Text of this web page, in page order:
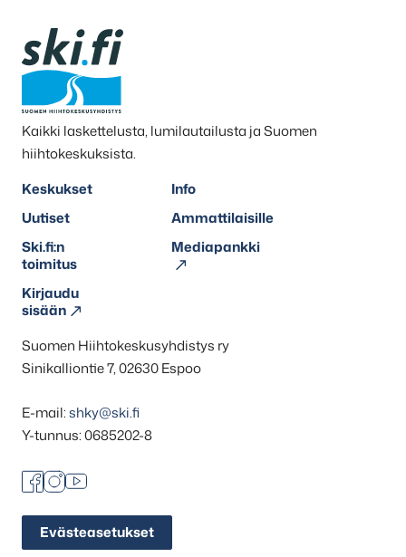
Kaikki laskettelusta, lumilautailusta ja Suomen
hiihtokeskuksista.
Keskukset
Info
Uutiset
Ammattilaisille
Ski.fi:n
toimitus
Mediapankki
Kirjaudu
sisään
Suomen Hiihtokeskusyhdistys ry
Sinikalliontie 7, 02630 Espoo
E-mail:shky@ski.fi
Y-tunnus: 0685202-8
Facebook
Instagram
Youtube
Evästeasetukset